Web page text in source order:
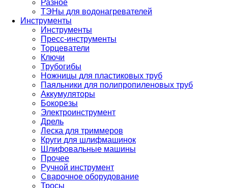
Разное
ТЭНы для водонагревателей
Инструменты
Инструменты
Пресс-инструменты
Торцеватели
Ключи
Трубогибы
Ножницы для пластиковых труб
Паяльники для полипропиленовых труб
Аккумуляторы
Бокорезы
Электроинструмент
Дрель
Леска для триммеров
Круги для шлифмашинок
Шлифовальные машины
Прочее
Ручной инструмент
Сварочное оборудование
Тросы